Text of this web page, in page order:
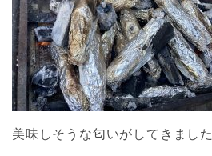
美味しそうな匂いがしてきました